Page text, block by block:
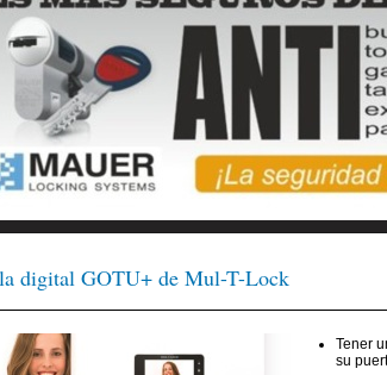
digital GOTU+ de Mul-T-Lock
Tener
su